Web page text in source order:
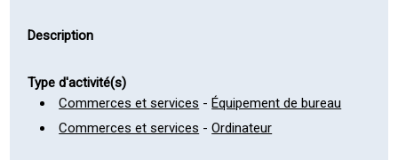
Description
Type d'activité(s)
Commerces et services -Équipement de bureau
Commerces et services -Ordinateur